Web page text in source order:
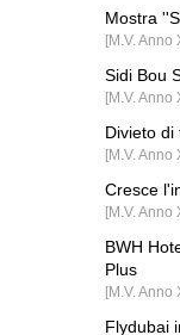
Mostra
[M.V.
Sidi Bou
[M.V.
Divieto
[M.V.
Cresce
[M.V.
BWH
Plus
[M.V.
Flydubai